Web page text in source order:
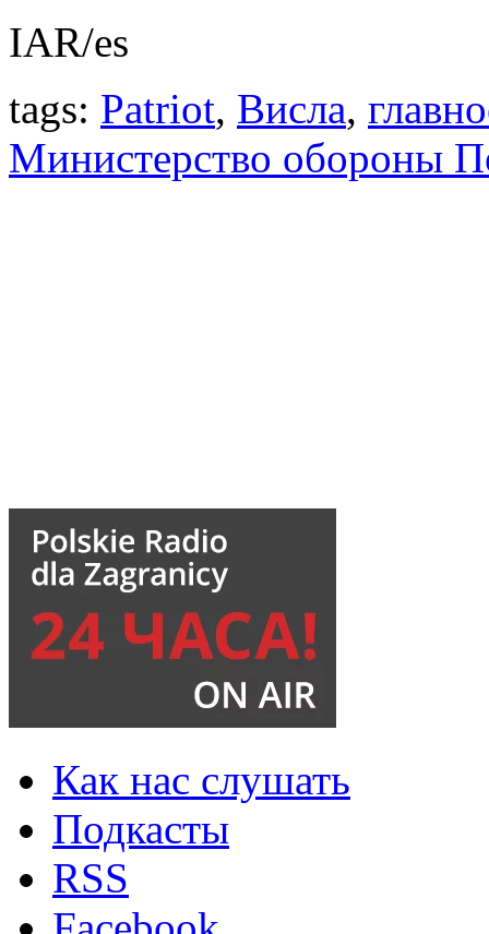
IAR/es
tags: Patriot, Висла,
Министерство обороны
Как нас слушать
Подкасты
RSS